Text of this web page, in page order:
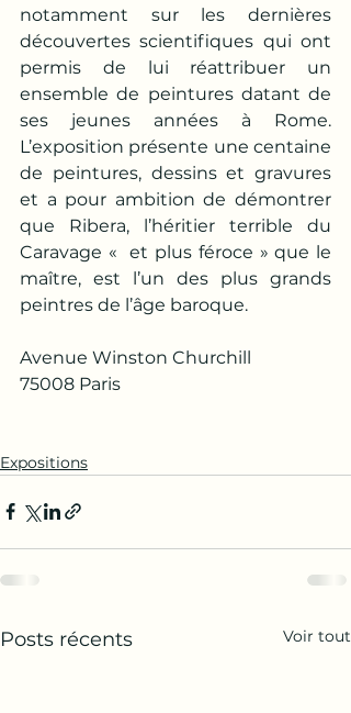
notamment sur les dernières
découvertes scientifiques qui ont
permis de lui réattribuer un
ensemble de peintures datant de
ses jeunes années à Rome.
L’exposition présente une centaine
de peintures, dessins et gravures
et a pour ambition de démontrer
que Ribera, l’héritier terrible du
Caravage «  et plus féroce » que le
maître, est l’un des plus grands
peintres de l’âge baroque.
Avenue Winston Churchill
75008 Paris
Expositions
Posts récents Voir tout